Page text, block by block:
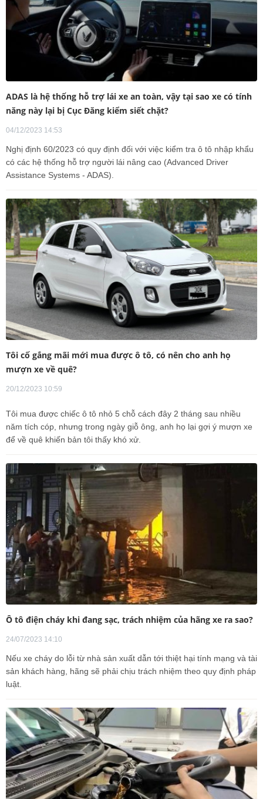
ADAS là hệ thống hỗ trợ lái xe an toàn, vậy tại sao xe có tính
năng này lại bị Cục Đăng kiểm siết chặt?
04/12/2023 14:53
Nghị định 60/2023 có quy định đối với việc kiểm tra ô tô nhập khẩu
có các hệ thống hỗ trợ người lái nâng cao (Advanced Driver
Assistance Systems - ADAS).
Tôi cố gắng mãi mới mua được ô tô, có nên cho anh họ
mượn xe về quê?
20/12/2023 10:59
Tôi mua được chiếc ô tô nhỏ 5 chỗ cách đây 2 tháng sau nhiều
năm tích cóp, nhưng trong ngày giỗ ông, anh họ lại gợi ý mượn xe
để về quê khiến bản tôi thấy khó xử.
Ô tô điện cháy khi đang sạc, trách nhiệm của hãng xe ra sao?
24/07/2023 14:10
Nếu xe cháy do lỗi từ nhà sản xuất dẫn tới thiệt hại tính mạng và tài
sản khách hàng, hãng sẽ phải chịu trách nhiệm theo quy định pháp
luật.